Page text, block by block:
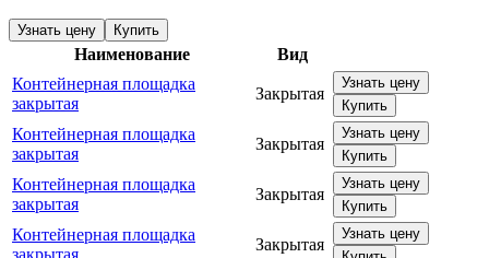
Узнать цену Купить
Наименование
Вид
Контейнерная площадка
закрытая
Закрытая
Узнать цену
Купить
Контейнерная площадка
закрытая
Закрытая
Узнать цену
Купить
Контейнерная площадка
закрытая
Закрытая
Узнать цену
Купить
Контейнерная площадка
Закрытая
Узнать цену